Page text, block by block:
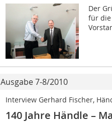
Der
für die
Ausgabe 7-8/2010
Interview Gerhard Fischer,
140 Jahre Händle –